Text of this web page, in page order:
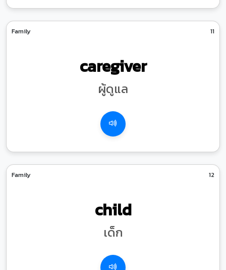
Family 11
caregiver
ผู้ดูแล
Family 12
child
เด็ก